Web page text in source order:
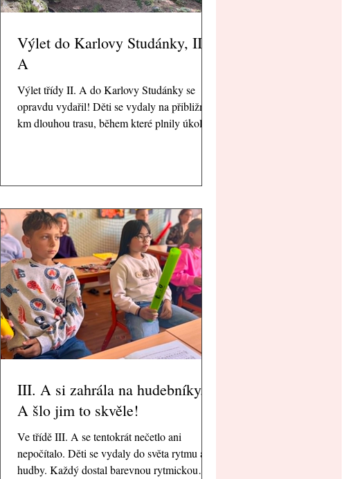
Výlet do Karlovy Studánky, II.
A
Výlet třídy II. A do Karlovy Studánky se
opravdu vydařil! Děti se vydaly na přibližně 4
km dlouhou trasu, během které plnily úkoly
objevily tajemný Rolandův kámen a měly
možnost pozorovat mnoho zajímavých
živočichů. Velkou radost jim udělalo setkání
se žábou, ještěrkou i různými druhy brouků, o
kterých si společně povídaly. Celou cestu
provázela
III. A si zahrála na hudebníky.
A šlo jim to skvěle!
Ve třídě III. A se tentokrát nečetlo ani
nepočítalo. Děti se vydaly do světa rytmu a
hudby. Každý dostal barevnou rytmickou